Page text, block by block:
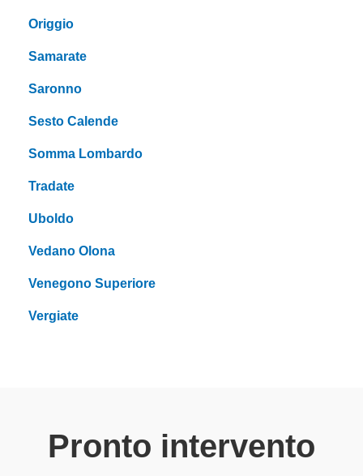
Origgio
Samarate
Saronno
Sesto Calende
Somma Lombardo
Tradate
Uboldo
Vedano Olona
Venegono Superiore
Vergiate
Pronto intervento